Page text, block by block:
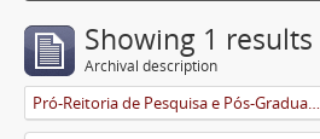
Showing 1 results
Archival description
Pró-Reitoria de Pesquisa e Pós-Graduação